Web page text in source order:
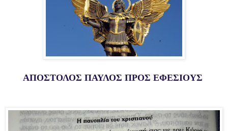
ΑΠΟΣΤΟΛΟΣ ΠΑΥΛΟΣ ΠΡΟΣ ΕΦΕΣΙΟΥΣ